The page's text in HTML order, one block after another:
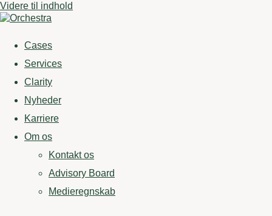
Videre til indhold
Cases
Services
Clarity
Nyheder
Karriere
Om os
Kontakt os
Advisory Board
Medieregnskab